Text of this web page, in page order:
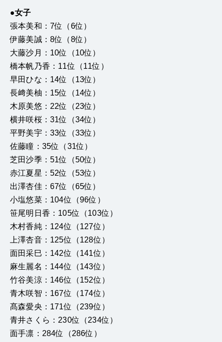
●女子
張本美和：7位（6位）
伊藤美誠：8位（8位）
大藤沙月：10位（10位）
橋本帆乃香：11位（11位）
早田ひな：14位（13位）
長﨑美柚：15位（14位）
木原美悠：22位（23位）
横井咲桜：31位（34位）
平野美宇：33位（33位）
佐藤瞳：35位（31位）
芝田沙季：51位（50位）
赤江夏星：52位（53位）
出澤杏佳：67位（65位）
小塩悠菜：104位（96位）
笹尾明日香：105位（103位）
木村香純：124位（127位）
上澤杏音：125位（128位）
面田采巳：142位（141位）
麻生麗名：144位（143位）
竹谷美涼：146位（152位）
青木咲智：167位（174位）
髙森愛央：171位（239位）
青井さくら：230位（234位）
面手凛：284位（286位）